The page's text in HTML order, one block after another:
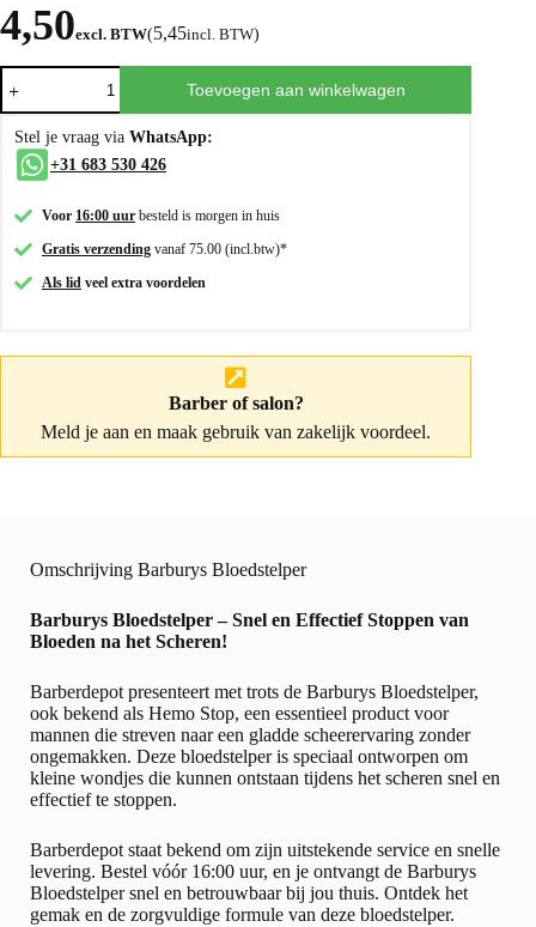
4,50excl. BTW(5,45incl. BTW)
Toevoegen aan winkelwagen
Stel je vraag via WhatsApp:
+31 683 530 426
Voor 16:00 uur besteld is morgen in huis
Gratis verzending vanaf 75.00 (incl.btw)*
Als lid veel extra voordelen
Barber of salon?
Meld je aan en maak gebruik van zakelijk voordeel.
Omschrijving Barburys Bloedstelper
Barburys Bloedstelper – Snel en Effectief Stoppen van
Bloeden na het Scheren!
Barberdepot presenteert met trots de Barburys Bloedstelper,
ook bekend als Hemo Stop, een essentieel product voor
mannen die streven naar een gladde scheerervaring zonder
ongemakken. Deze bloedstelper is speciaal ontworpen om
kleine wondjes die kunnen ontstaan tijdens het scheren snel en
effectief te stoppen.
Barberdepot staat bekend om zijn uitstekende service en snelle
levering. Bestel vóór 16:00 uur, en je ontvangt de Barburys
Bloedstelper snel en betrouwbaar bij jou thuis. Ontdek het
gemak en de zorgvuldige formule van deze bloedstelper.